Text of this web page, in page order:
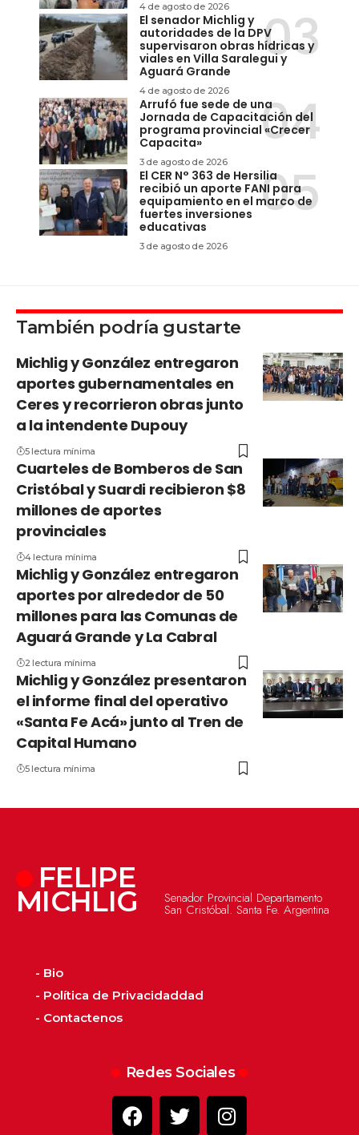
4 de agosto de 2026
El senador Michlig y
autoridades de la DPV
supervisaron obras hídricas y
viales en Villa Saralegui y
Aguará Grande
4 de agosto de 2026
Arrufó fue sede de una
Jornada de Capacitación del
programa provincial «Crecer
Capacita»
3 de agosto de 2026
El CER N° 363 de Hersilia
recibió un aporte FANI para
equipamiento en el marco de
fuertes inversiones
educativas
3 de agosto de 2026
También podría gustarte
Michlig y González entregaron
aportes gubernamentales en
Ceres y recorrieron obras junto
a la intendente Dupouy
5 lectura mínima
Cuarteles de Bomberos de San
Cristóbal y Suardi recibieron $8
millones de aportes
provinciales
4 lectura mínima
Michlig y González entregaron
aportes por alrededor de 50
millones para las Comunas de
Aguará Grande y La Cabral
2 lectura mínima
Michlig y González presentaron
el informe final del operativo
«Santa Fe Acá» junto al Tren de
Capital Humano
5 lectura mínima
FELIPE
MICHLIG Senador Provincial Departamento
San Cristóbal. Santa Fe. Argentina
- Bio
- Política de Privacidaddad
- Contactenos
Redes Sociales